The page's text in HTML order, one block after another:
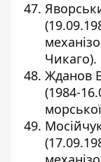
Чикаго).
Жданов
(1984-